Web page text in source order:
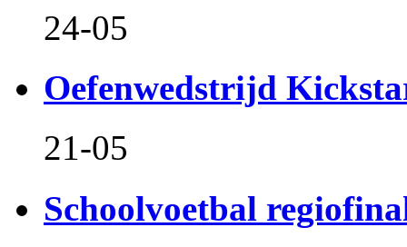
24-05
Oefenwedstrijd
21-05
Schoolvoetbal